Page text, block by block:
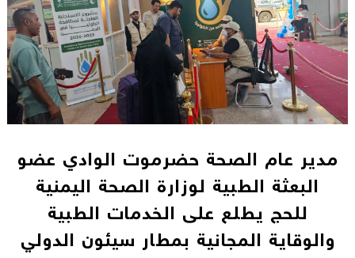
مدير عام الصحة حضرموت الوادي عضو
البعثة الطبية لوزارة الصحة اليمنية
للحج يطلع على الخدمات الطبية
والوقاية المجانية بمطار سيئون الدولي